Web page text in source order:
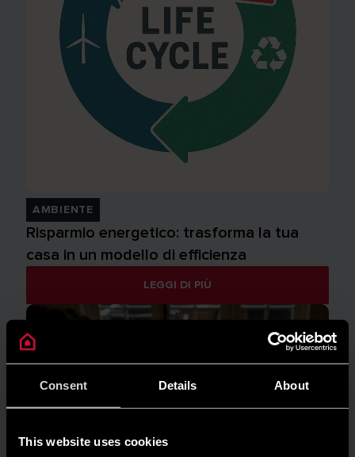
Consent Details About
This website uses cookies
AMBIENTE
Risparmio energetico: trasforma la tua
casa in un modello di efficienza
LEGGI DI PIÙ